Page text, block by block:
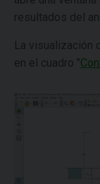
resultados del
La visualización
en el cuadro "